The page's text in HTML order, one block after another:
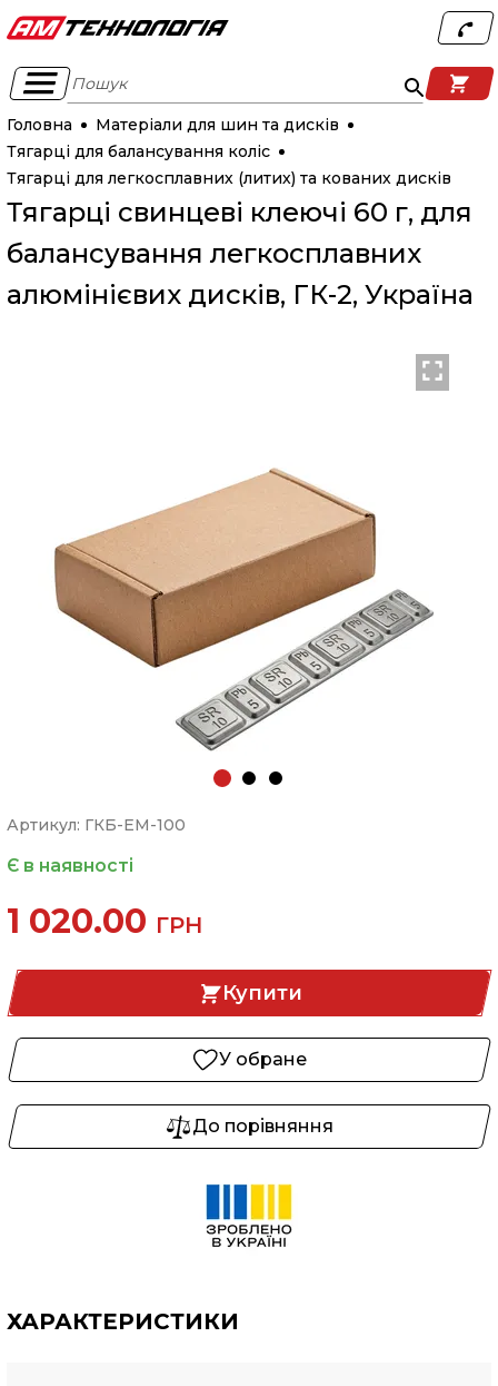
Пошук
Головна
Матеріали для шин та дисків
Тягарці для балансування коліс
Тягарці для легкосплавних (литих) та кованих дисків
Тягарці свинцеві клеючі 60 г, для
балансування легкосплавних
алюмінієвих дисків, ГК-2, Україна
Артикул: ГКБ-EM-100
Є в наявності
1 020.00 ГРН
Купити
У обране
До порівняння
ХАРАКТЕРИСТИКИ